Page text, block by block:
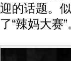
迎的话题。
了“辣妈大赛”